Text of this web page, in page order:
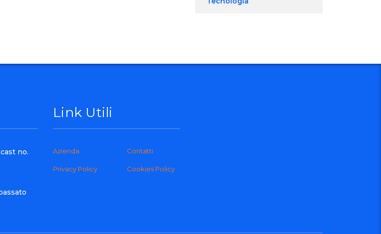
no.
Link Utili
Azienda Contatti
Privacy Policy Cookies Policy